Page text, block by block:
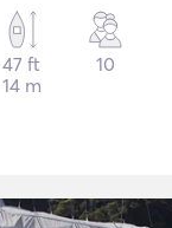
47 ft
14 m
10